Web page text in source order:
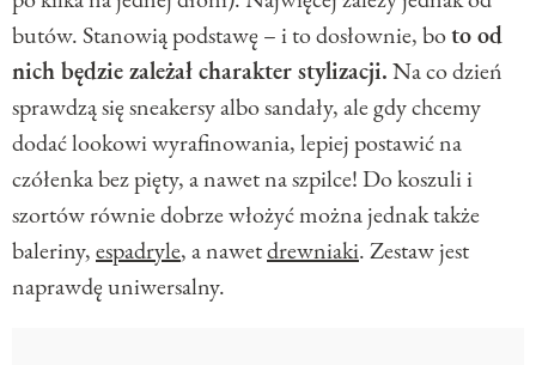
butów. Stanowią podstawę – i to dosłownie, boto od
nich będzie zależał charakter stylizacji.Na co dzień
sprawdzą się sneakersy albo sandały, ale gdy chcemy
dodać lookowi wyrafinowania, lepiej postawić na
czółenka bez pięty, a nawet na szpilce! Do koszuli i
szortów równie dobrze włożyć można jednak także
baleriny,espadryle, a nawetdrewniaki. Zestaw jest
naprawdę uniwersalny.